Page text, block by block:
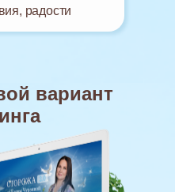
радости
вариант